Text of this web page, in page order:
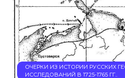
ОЧЕРКИ ИЗ ИСТОРИИ РУССКИХ
ИССЛЕДОВАНИЙ В 1725-1765 ГГ..